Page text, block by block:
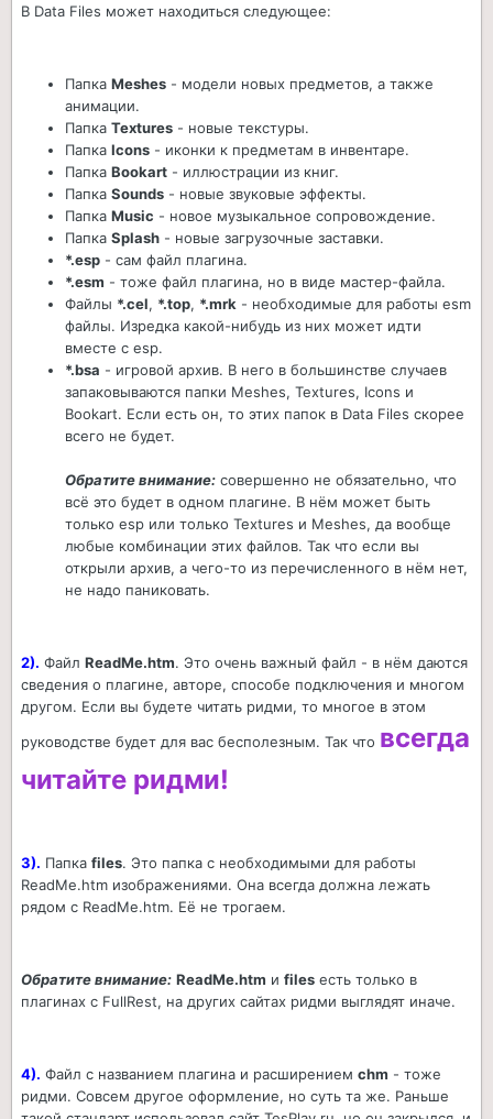
В Data Files может находиться следующее:
Папка Meshes - модели новых предметов, а также
анимации.
Папка Textures - новые текстуры.
Папка Icons - иконки к предметам в инвентаре.
Папка Bookart - иллюстрации из книг.
Папка Sounds - новые звуковые эффекты.
Папка Music - новое музыкальное сопровождение.
Папка Splash - новые загрузочные заставки.
*.esp - сам файл плагина.
*.esm - тоже файл плагина, но в виде мастер-файла.
Файлы *.cel, *.top, *.mrk - необходимые для работы esm
файлы. Изредка какой-нибудь из них может идти
вместе с esp.
*.bsa - игровой архив. В него в большинстве случаев
запаковываются папки Meshes, Textures, Icons и
Bookart. Если есть он, то этих папок в Data Files скорее
всего не будет.
Обратите внимание: совершенно не обязательно, что
всё это будет в одном плагине. В нём может быть
только esp или только Textures и Meshes, да вообще
любые комбинации этих файлов. Так что если вы
открыли архив, а чего-то из перечисленного в нём нет,
не надо паниковать.
2). Файл ReadMe.htm. Это очень важный файл - в нём даются
сведения о плагине, авторе, способе подключения и многом
другом. Если вы будете читать ридми, то многое в этом
руководстве будет для вас бесполезным. Так что всегда
читайте ридми!
3). Папка files. Это папка с необходимыми для работы
ReadMe.htm изображениями. Она всегда должна лежать
рядом с ReadMe.htm. Её не трогаем.
Обратите внимание: ReadMe.htm и files есть только в
плагинах с FullRest, на других сайтах ридми выглядят иначе.
4). Файл с названием плагина и расширением chm - тоже
ридми. Совсем другое оформление, но суть та же. Раньше